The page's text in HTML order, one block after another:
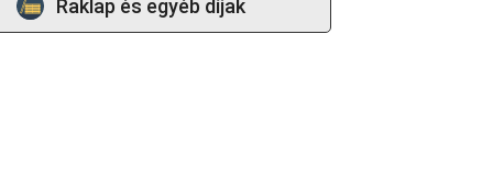
Raklap és egyéb díjak